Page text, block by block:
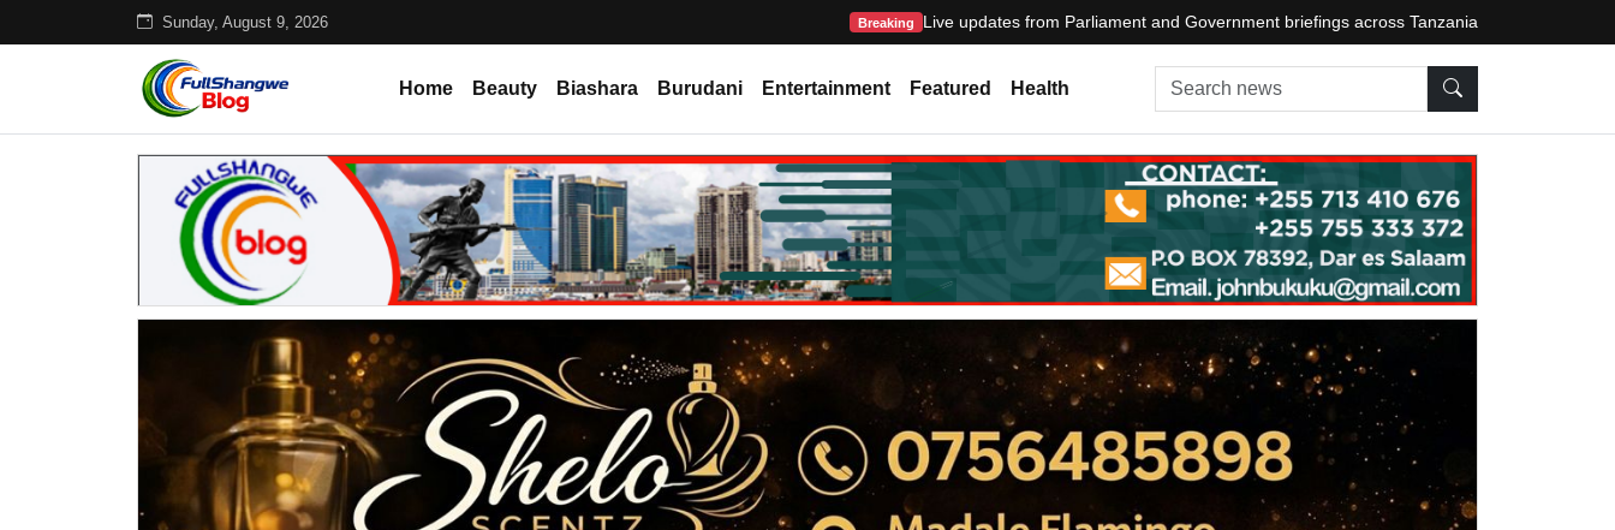
Sunday, August 9, 2026 Breaking Live updates from Parliament and Government briefings across Tanzania
Home Beauty Biashara Burudani Entertainment Featured Health Search news